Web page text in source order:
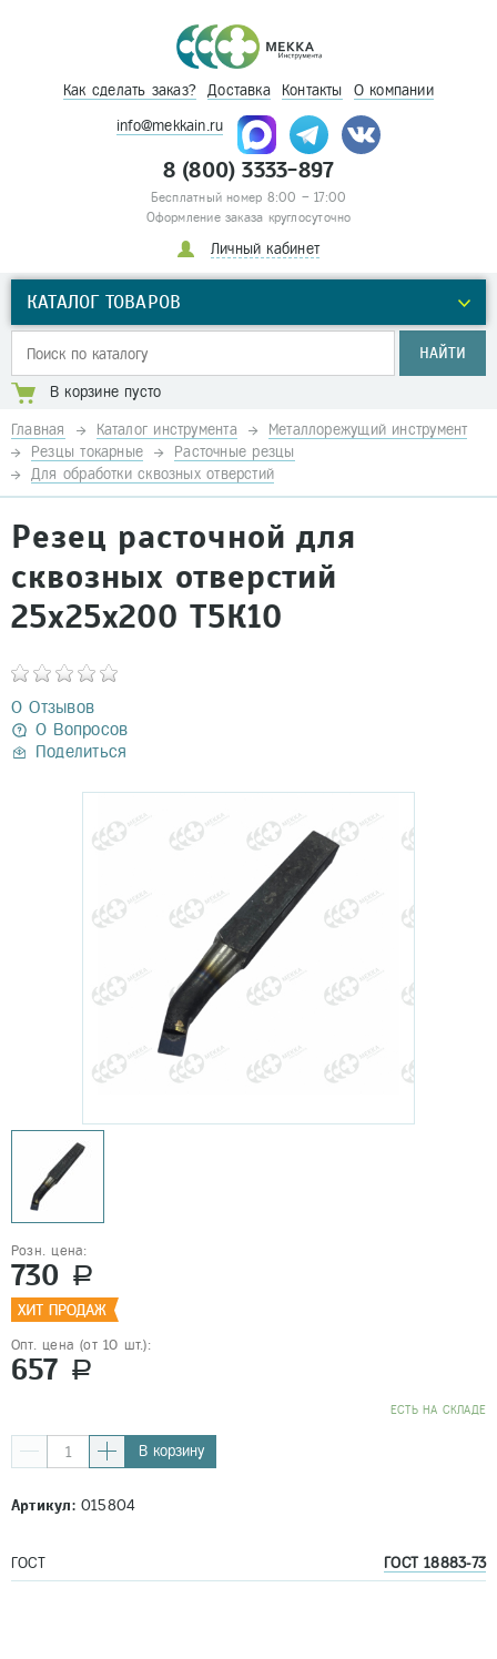
Как сделать заказ? Доставка Контакты О компании
info@mekkain.ru
8 (800) 3333-897
Бесплатный номер 8:00 – 17:00
Оформление заказа круглосуточно
Личный кабинет
КАТАЛОГ ТОВАРОВ
НАЙТИ
В корзине пусто
Главная Каталог инструмента
Металлорежущий инструмент
Резцы токарные
Расточные резцы
Для обработки сквозных отверстий
Резец расточной для
сквозных отверстий
25х25х200 Т5К10
0 Отзывов
0 Вопросов
Поделиться
Розн. цена:
730 a
Опт. цена (от 10 шт.):
657 a
EСТЬ НА СКЛАДЕ
В корзину
Артикул:015804
ГОСТ ГОСТ 18883-73